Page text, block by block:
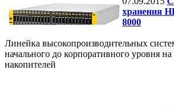
хранения
8000
Линейка высокопроизводительных
начального до корпоративного уровня
накопителей